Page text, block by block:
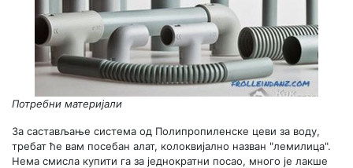
Потребни материјали
За састављање система од Полипропиленске цеви за воду,
требат ће вам посебан алат, колоквијално назван "лемилица".
Нема смисла купити га за једнократни посао, много је лакше